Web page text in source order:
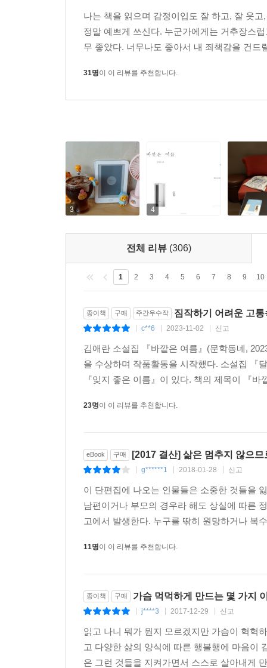
내비치기도 한다.
지금 우리가 발 딛고 서 있는 곳의 이야기를 우
각별한 체험을 선사했다. 이곳이 비록 언제든 쉽
│작가의 말│
여름을 맞는다.
내 친구들처럼
어떤 것은 변하고 어떤 것은 그대로인 채
여름을 난다.
해선 안 될 말과 해야 할 말은
어느 날 인물이 되어 나타나기도 한다.
인물이 사람이 되기 위해
필요한 말은 무얼까 고민하다
멈춰 서는 때가 잦다.
가끔은 이들이 여전히 갈 곳 모르는 얼굴로
어딘가를 돌아보고 있는 것처럼 느껴진다.
이들 모두 어디에서 온 걸까.
그리고 이제 어디로 가고 싶을까.
내가 이름 붙인 이들이 줄곧 바라보는 곳이 궁금해
2017년 여름
김애란
나는 책을 읽으며 감정이입도 잘 하고, 잘 웃
정말 예쁘게 쓰신다. 누군가에게는 거추장스
무 좋았다. 너무나도 좋아서 내 죄책감을 건
31명이 이 리뷰를 추천합니다.
3 4
전체 리뷰 (306)
1 2 3 4 5 6 7 8 9 10
종이책 구매 주간우수작 짐작하기 어려운 고
c**6 2023-11-02 신고
김애란 소설집 『바깥은 여름』(문학동네,
을 수상하며 작품활동을 시작했다. 소설집 『
『잊지 좋은 이름』이 있다. 책의 제목이 『
23명이 이 리뷰를 추천합니다.
eBook 구매 [2017 결산] 삶은 멈추지 않으므
g******1 2018-01-28 신고
이 단편집에 나오는 인물들은 소중한 것들을
남편이거나 부모의 경우라 해도 상실에 따른
고에서 발생한다. 누구를 딲히 원망하거나 복
11명이 이 리뷰를 추천합니다.
종이책 구매 가슴 먹먹하게 만드는 몇 가지
j****3 2017-12-29 신고
읽고 나니 뭐가 뭔지 모르겠지만 가슴이 헉헉
고 다양한 삶의 양식에 따른 행불행에 마음이
은 그런 것들을 지켜가면서 스스로 살아내게